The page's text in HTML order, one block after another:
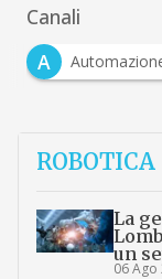
Canali
A
ROBOTICA
La
un
06 Ago